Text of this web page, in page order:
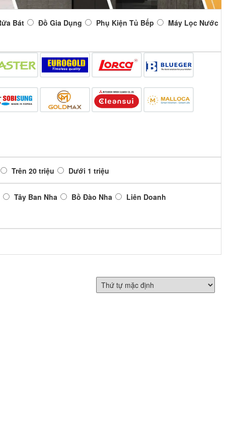
Bát Đồ Gia Dụng Phụ Kiện Tủ Bếp
Máy Lọc Nước
Trên 20 triệu Dưới 1 triệu
Tây Ban Nha Bồ Đào Nha
Liên Doanh